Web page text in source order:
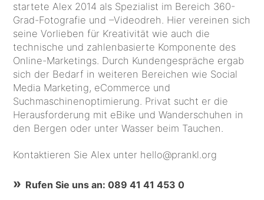
startete Alex 2014 als Spezialist im Bereich 360-
Grad-Fotografie und –Videodreh. Hier vereinen sich
seine Vorlieben für Kreativität wie auch die
technische und zahlenbasierte Komponente des
Online-Marketings. Durch Kundengespräche ergab
sich der Bedarf in weiteren Bereichen wie Social
Media Marketing, eCommerce und
Suchmaschinenoptimierung. Privat sucht er die
Herausforderung mit eBike und Wanderschuhen in
den Bergen oder unter Wasser beim Tauchen.
Kontaktieren Sie Alex unter hello@prankl.org
Rufen Sie uns an: 089 41 41 453 0